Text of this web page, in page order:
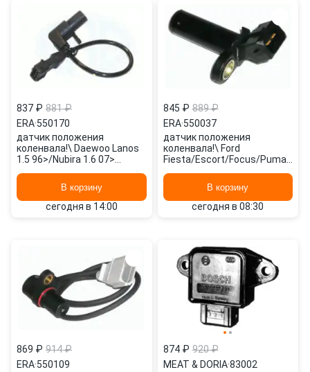
837 ₽ 881 ₽
ERA·550170
датчик положения
коленвала!\ Daewoo Lanos
1.5 96>/Nubira 1.6 07>
В корзину
сегодня в 14:00
845 ₽ 889 ₽
ERA·550037
датчик положения
коленвала!\ Ford
Fiesta/Escort/Focus/Puma/
В корзину
сегодня в 08:30
869 ₽ 914 ₽
ERA·550109
874 ₽ 920 ₽
MEAT & DORIA·83002